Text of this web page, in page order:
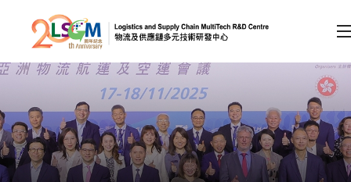
跳到內容（按回車鍵）
會員登入
A A EN 繁 简